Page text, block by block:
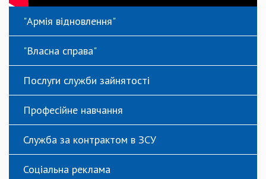
"Армія відновлення"
"Власна справа"
Послуги служби зайнятості
Професійне навчання
Служба за контрактом в ЗСУ
Соціальна реклама